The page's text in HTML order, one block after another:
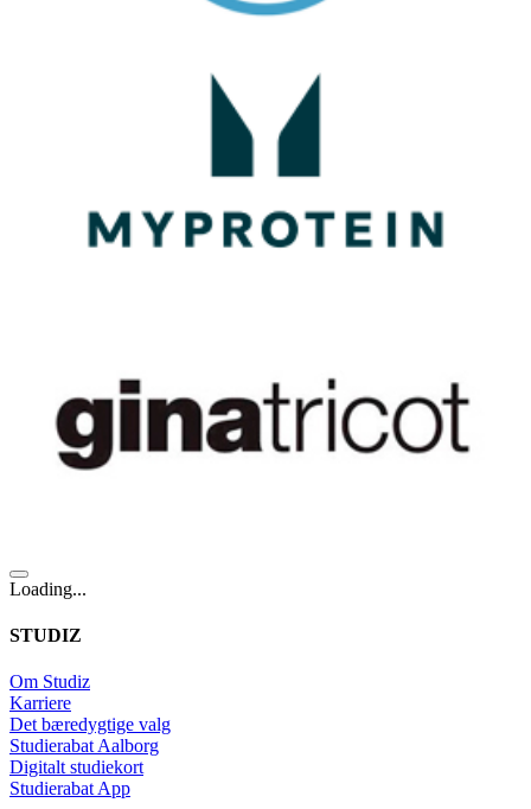
Loading...
STUDIZ
Om Studiz
Karriere
Det bæredygtige valg
Studierabat Aalborg
Digitalt studiekort
Studierabat App